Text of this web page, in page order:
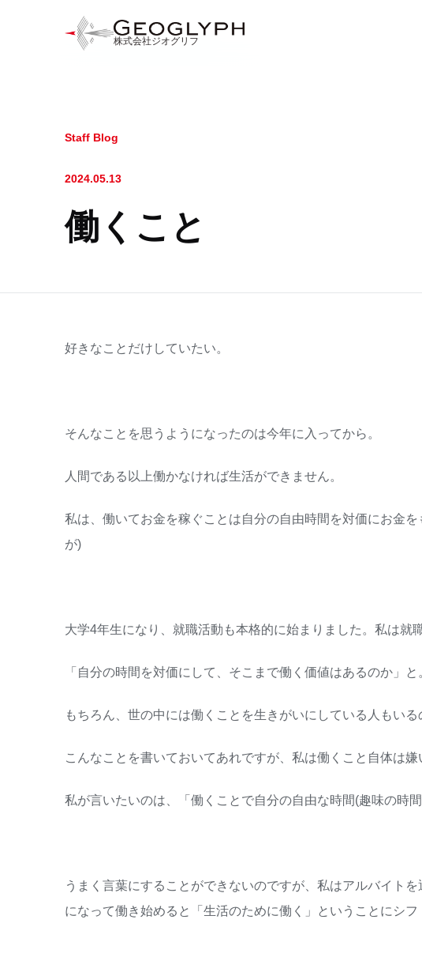
株式会社ジオグリフ
Staff Blog
2024.05.13
働くこと
好きなことだけしていたい。
そんなことを思うようになったのは今年に入ってから。
人間である以上働かなければ生活ができません。
私は、働いてお金を稼ぐことは自分の自由時間を対価にお金
が)
大学4年生になり、就職活動も本格的に始まりました。私は就
「自分の時間を対価にして、そこまで働く価値はあるのか」と
もちろん、世の中には働くことを生きがいにしている人もいる
こんなことを書いておいてあれですが、私は働くこと自体は嫌
私が言いたいのは、「働くことで自分の自由な時間(趣味の時
うまく言葉にすることができないのですが、私はアルバイト
になって働き始めると「生活のために働く」ということにシ